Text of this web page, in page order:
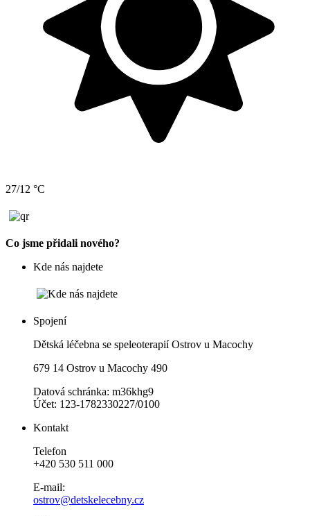
27/12 °C
Co jsme přidali nového?
Kde nás najdete
Spojení
Dětská léčebna se speleoterapií Ostrov u Macochy
679 14 Ostrov u Macochy 490
Datová schránka: m36khg9
Účet: 123-1782330227/0100
Kontakt
Telefon
+420 530 511 000
E-mail:
ostrov@detskelecebny.cz